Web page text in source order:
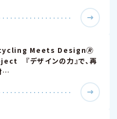
Meets Design🄬
『デザインの力』で、再
…